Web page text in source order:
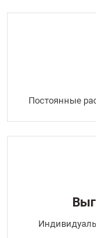
Постоянные